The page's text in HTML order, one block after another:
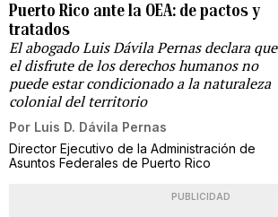
Puerto Rico ante la OEA: de pactos y
tratados
El abogado Luis Dávila Pernas declara que
el disfrute de los derechos humanos no
puede estar condicionado a la naturaleza
colonial del territorio
Por Luis D. Dávila Pernas
Director Ejecutivo de la Administración de
Asuntos Federales de Puerto Rico
PUBLICIDAD